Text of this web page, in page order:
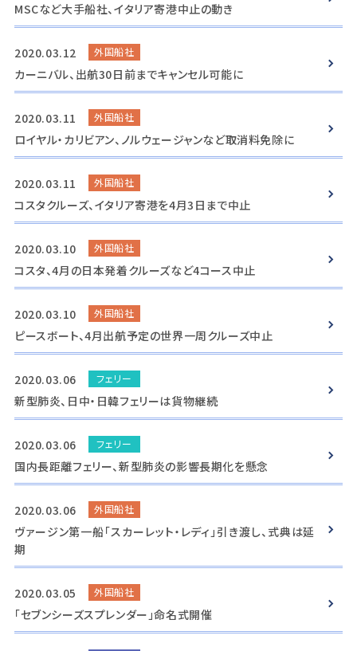
MSCなど大手船社、イタリア寄港中止の動き
2020.03.12 外国船社
カーニバル、出航30日前までキャンセル可能に
2020.03.11 外国船社
ロイヤル・カリビアン、ノルウェージャンなど取消料免除に
2020.03.11 外国船社
コスタクルーズ、イタリア寄港を4月3日まで中止
2020.03.10 外国船社
コスタ、4月の日本発着クルーズなど4コース中止
2020.03.10 外国船社
ピースボート、4月出航予定の世界一周クルーズ中止
2020.03.06 フェリー
新型肺炎、日中・日韓フェリーは貨物継続
2020.03.06 フェリー
国内長距離フェリー、新型肺炎の影響長期化を懸念
2020.03.06 外国船社
ヴァージン第一船「スカーレット・レディ」引き渡し、式典は延
期
2020.03.05 外国船社
「セブンシーズスプレンダー」命名式開催